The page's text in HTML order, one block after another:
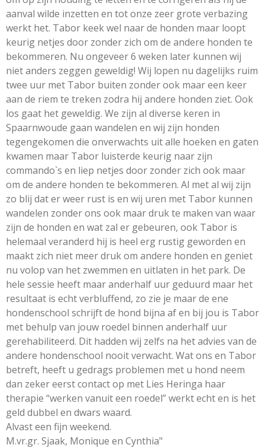
aanval wilde inzetten en tot onze zeer grote verbazing
werkt het. Tabor keek wel naar de honden maar loopt
keurig netjes door zonder zich om de andere honden te
bekommeren. Nu ongeveer 6 weken later kunnen wij
niet anders zeggen geweldig! Wij lopen nu dagelijks ruim
twee uur met Tabor buiten zonder ook maar een keer
aan de riem te treken zodra hij andere honden ziet. Ook
los gaat het geweldig. We zijn al diverse keren in
Spaarnwoude gaan wandelen en wij zijn honden
tegengekomen die onverwachts uit alle hoeken en gaten
kwamen maar Tabor luisterde keurig naar zijn
commando`s en liep netjes door zonder zich ook maar
om de andere honden te bekommeren. Al met al wij zijn
zo blij dat er weer rust is en wij uren met Tabor kunnen
wandelen zonder ons ook maar druk te maken van waar
zijn de honden en wat zal er gebeuren, ook Tabor is
helemaal veranderd hij is heel erg rustig geworden en
maakt zich niet meer druk om andere honden en geniet
nu volop van het zwemmen en uitlaten in het park. De
hele sessie heeft maar anderhalf uur geduurd maar het
resultaat is echt verbluffend, zo zie je maar de ene
hondenschool schrijft de hond bijna af en bij jou is Tabor
met behulp van jouw roedel binnen anderhalf uur
gerehabiliteerd. Dit hadden wij zelfs na het advies van de
andere hondenschool nooit verwacht. Wat ons en Tabor
betreft, heeft u gedrags problemen met u hond neem
dan zeker eerst contact op met Lies Heringa haar
therapie “werken vanuit een roedel” werkt echt en is het
geld dubbel en dwars waard.
Alvast een fijn weekend.
M.vr.gr. Sjaak, Monique en Cynthia"